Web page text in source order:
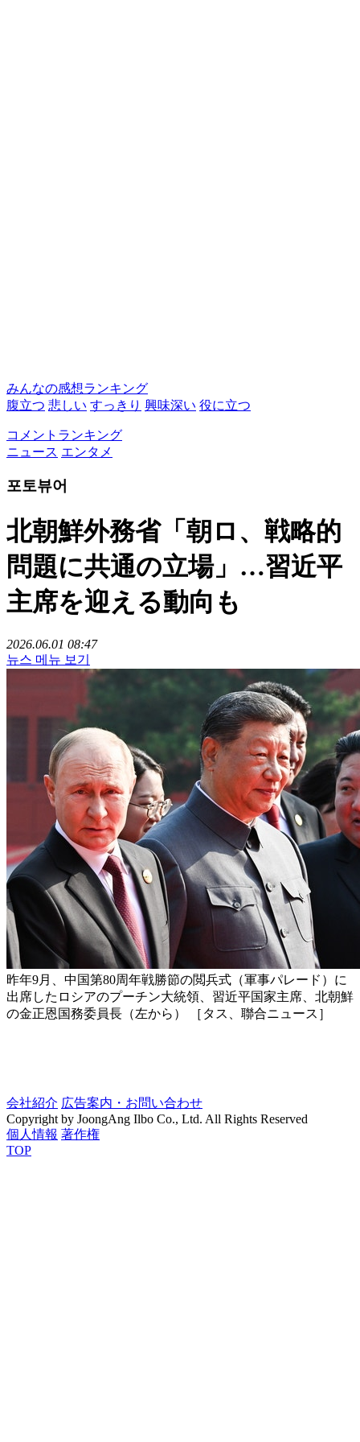
みんなの感想ランキング
腹立つ 悲しい すっきり 興味深い 役に立つ
コメントランキング
ニュース エンタメ
포토뷰어
北朝鮮外務省「朝ロ、戦略的
問題に共通の立場」…習近平
主席を迎える動向も
2026.06.01 08:47
뉴스 메뉴 보기
昨年9月、中国第80周年戦勝節の閲兵式（軍事パレード）に
出席したロシアのプーチン大統領、習近平国家主席、北朝鮮
の金正恩国務委員長（左から） ［タス、聯合ニュース］
会社紹介 広告案内・お問い合わせ
Copyright by JoongAng Ilbo Co., Ltd. All Rights Reserved
個人情報 著作権
TOP